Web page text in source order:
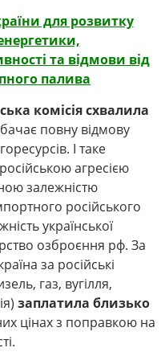
для розвитку
та відмови від
палива
комісія схвалила
повну відмову
І таке
агресією
залежністю
російського
української
озброєння рф. За
за російські
газ, вугілля,
заплатила близько
цінах з поправкою на